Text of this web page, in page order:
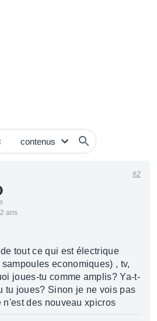
ans
#2
tout ce qui est électrique
economiques) , tv,
joues-tu comme amplis? Ya-t-
tu joues? Sinon je ne vois pas
des nouveau xpicros